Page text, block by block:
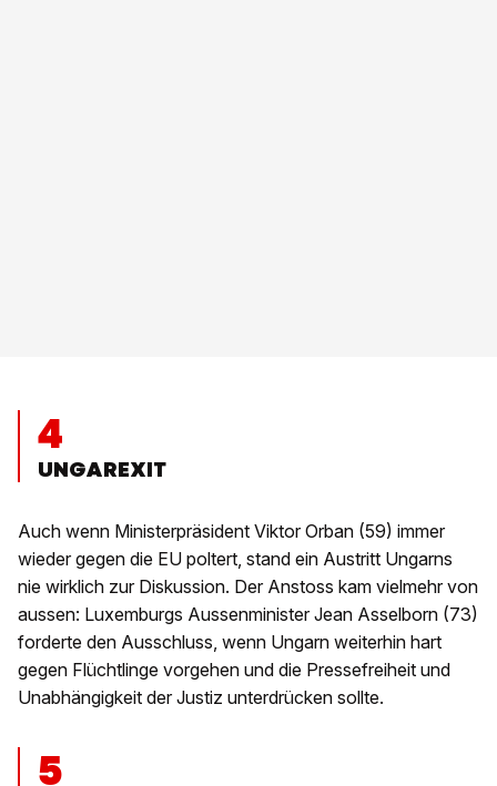
4
UNGAREXIT
Auch wenn Ministerpräsident Viktor Orban (59) immer
wieder gegen die EU poltert, stand ein Austritt Ungarns
nie wirklich zur Diskussion. Der Anstoss kam vielmehr von
aussen: Luxemburgs Aussenminister Jean Asselborn (73)
forderte den Ausschluss, wenn Ungarn weiterhin hart
gegen Flüchtlinge vorgehen und die Pressefreiheit und
Unabhängigkeit der Justiz unterdrücken sollte.
5